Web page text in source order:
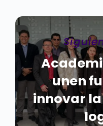
unen
innovar